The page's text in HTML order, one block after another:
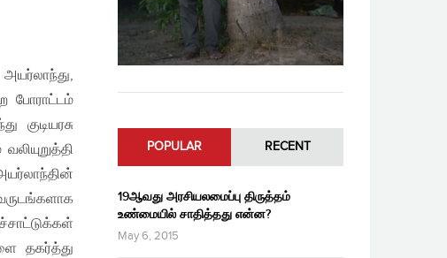
அயர்லாந்து,
போராட்டம்
குடியரசு
தகர்த்து
POPULAR RECENT
19ஆவது அரசியலமைப்பு திருத்தம்
உண்மையில் சாதித்தது என்ன?
May 6, 2015